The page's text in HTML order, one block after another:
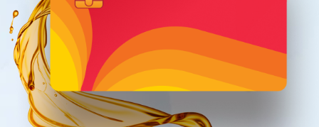
Статьи
Цена бензина и ДТ
Личный кабинет
Карта АЗС
Получить консультацию